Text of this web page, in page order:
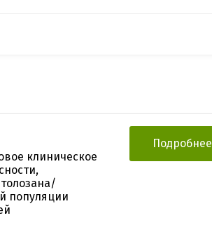
клиническое
популяции
Подробнее